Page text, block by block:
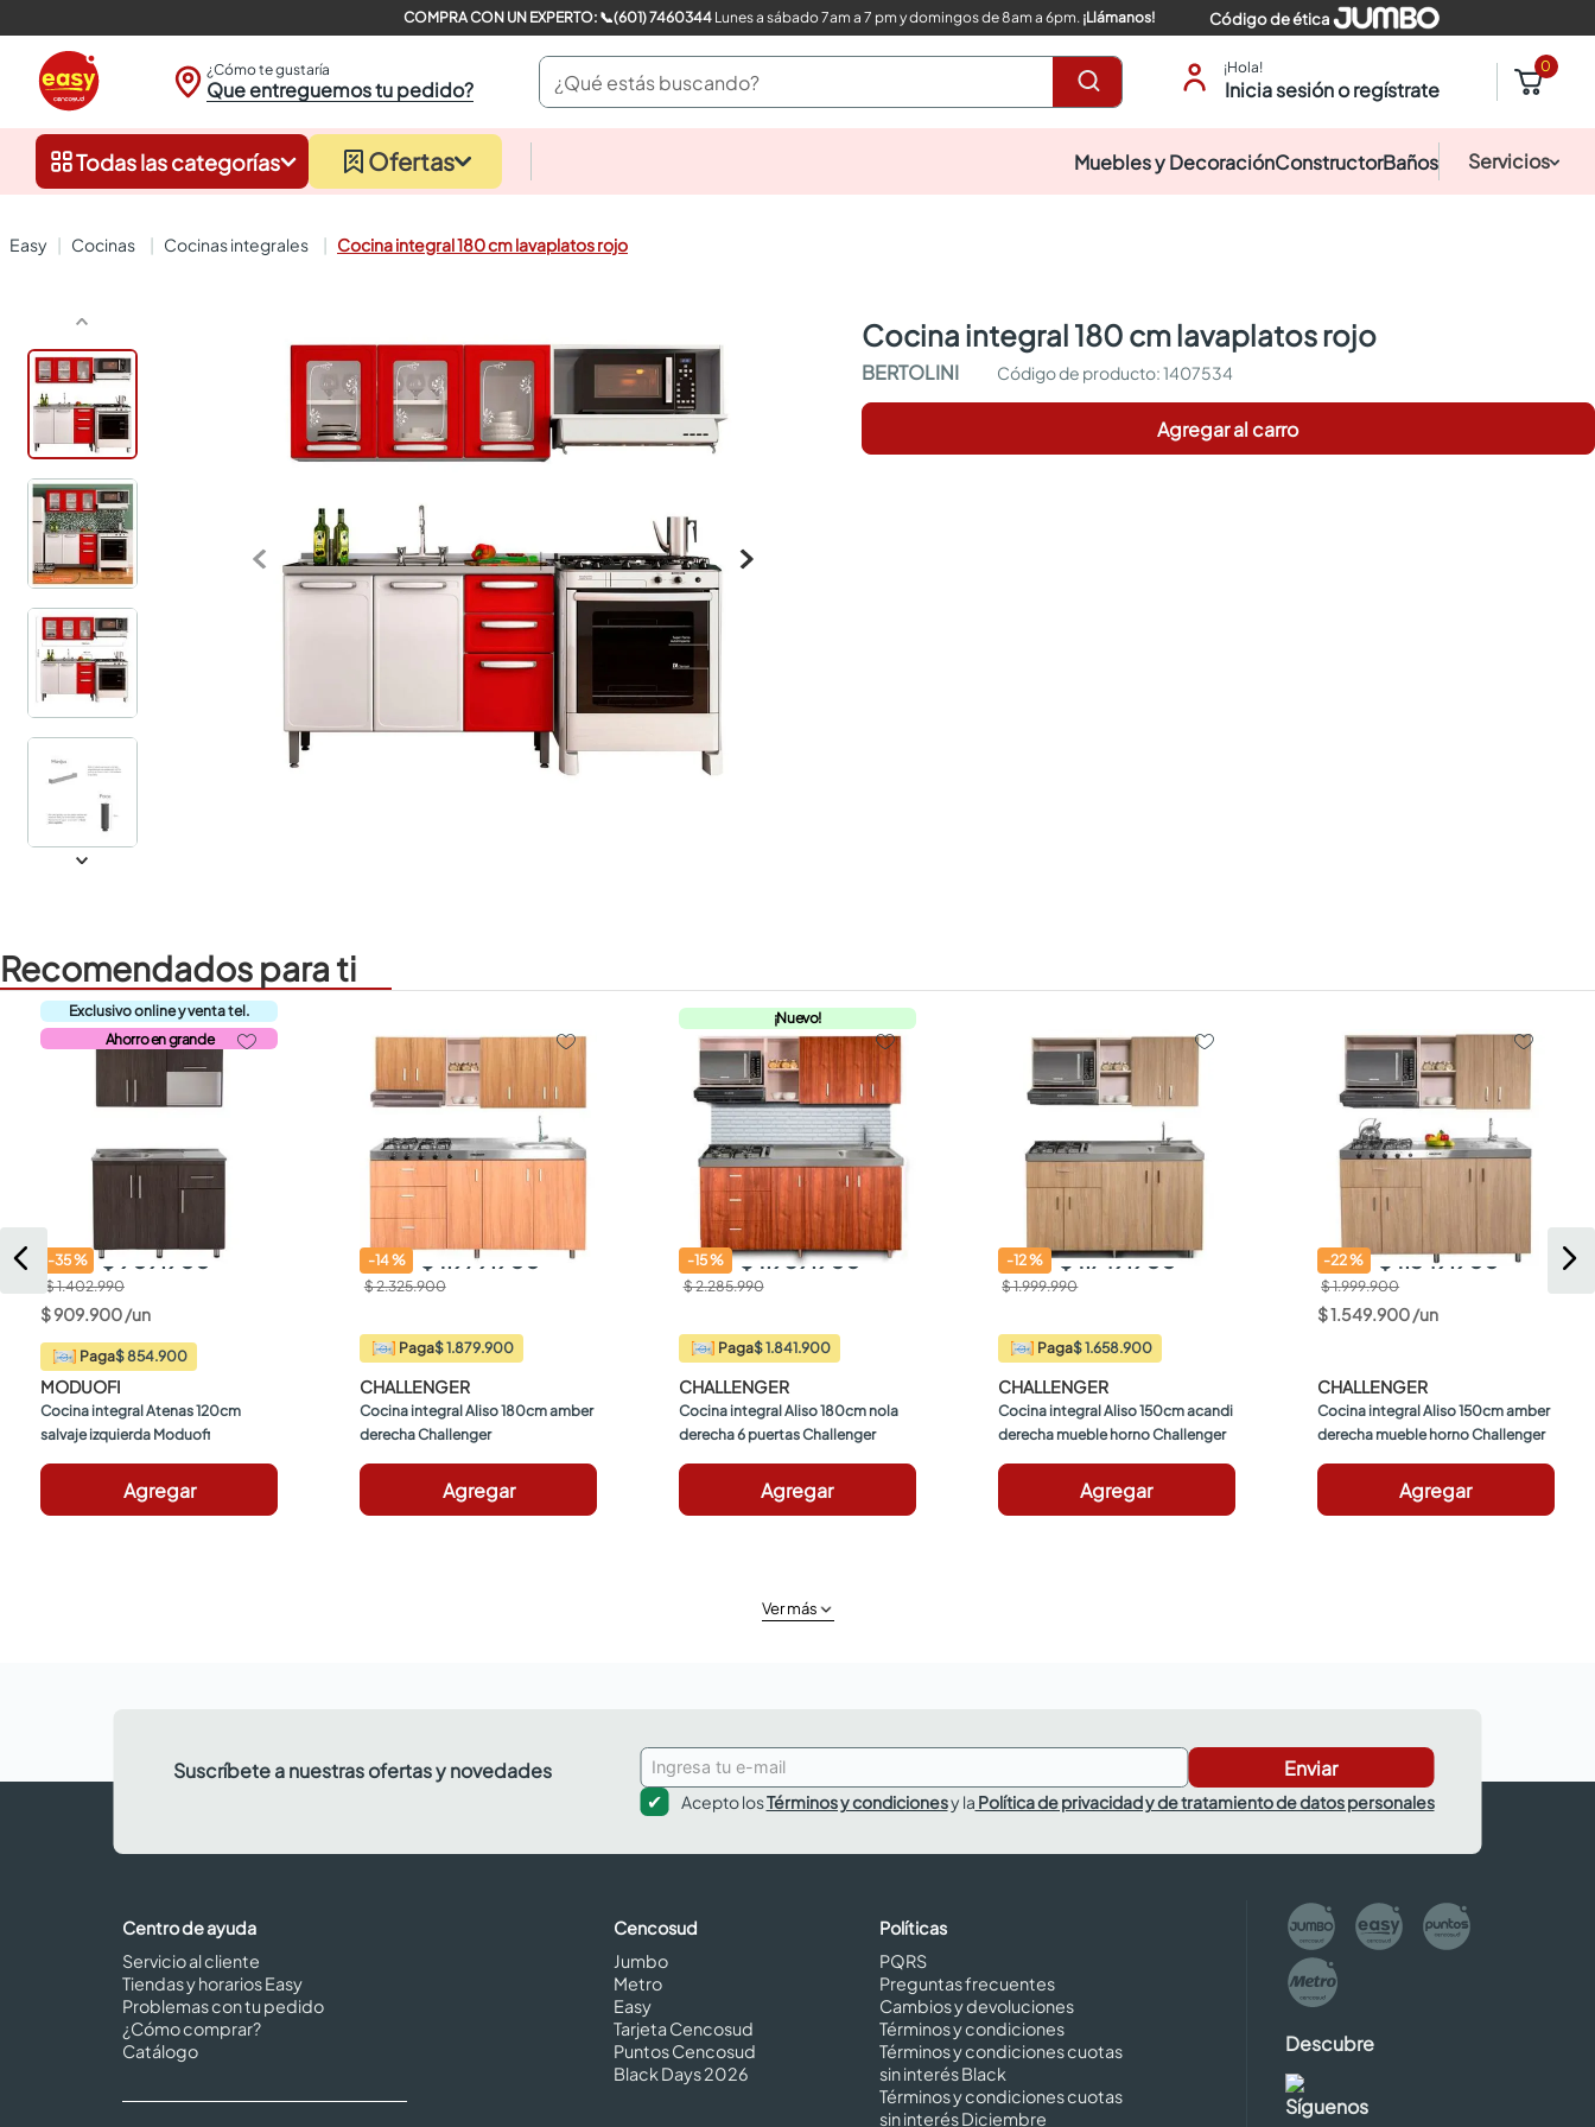
COMPRA CON UN EXPERTO: 📞(601) 7460344Lunes a sábado 7am a 7 pm y domingos de 8am a 6pm. ¡Llámanos! Código de ética
¿Cómo te gustaría
Que entreguemos tu pedido?
¿Qué estás buscando? ¡Hola!
Inicia sesión o regístrate
0
Todas las categorías Ofertas Muebles y DecoraciónConstructorBaños Servicios
cocinas cocinas integrales Cocina integral 180 cm lavaplatos rojo
cocina integral 180 cm lavaplatos rojo
BERTOLINI :1407534
Agregar al carro
Recomendados para ti
Ahorro en grande
-35% $ 909.900
$ 1.402.990
$909.900/un
Paga$ 854.900
MODUOFI
Cocina integral Atenas 120cm
salvaje izquierda Moduofi
Agregar
-14% $ 1.979.900
$ 2.325.900
Paga$ 1.879.900
CHALLENGER
Cocina integral Aliso 180cm amber
derecha Challenger
Agregar
¡Nuevo!
-15% $ 1.939.900
$ 2.285.990
Paga$ 1.841.900
CHALLENGER
Cocina integral Aliso 180cm nola
derecha 6 puertas Challenger
Agregar
-12% $ 1.749.900
$ 1.999.990
Paga$ 1.658.900
CHALLENGER
Cocina integral Aliso 150cm acandi
derecha mueble horno Challenger
Agregar
-22% $ 1.549.900
$ 1.999.900
$1.549.900/un
CHALLENGER
Cocina integral Aliso 150cm amber
derecha mueble horno Challenger
Agregar
Ver más
Suscríbete a nuestras ofertas y novedades Enviar
Acepto losTérminos y condicionesy la Política de privacidad y de tratamiento de datos personales
Centro de ayuda
Servicio al cliente
Tiendas y horarios Easy
Problemas con tu pedido
¿Cómo comprar?
Catálogo
Cencosud
Jumbo
Metro
Easy
Tarjeta Cencosud
Puntos Cencosud
Black Days 2026
Políticas
PQRS
Preguntas frecuentes
Cambios y devoluciones
Términos y condiciones
Términos y condiciones cuotas
sin interés Black
Términos y condiciones cuotas
sin interés Diciembre
Descubre
Síguenos
closet
sanitarios
armarios closet
comedores
neveras